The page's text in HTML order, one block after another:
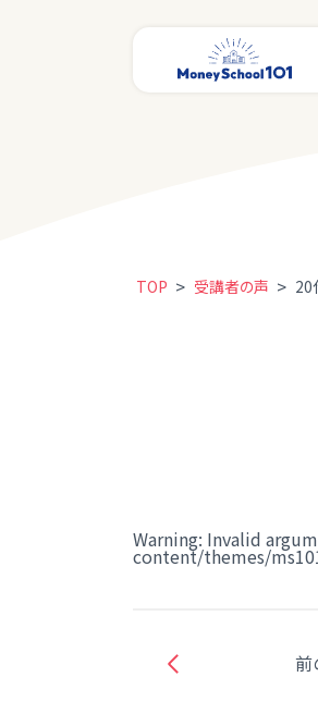
TOP > 受講者の声 > 20
Warning: Invalid
content/themes/
前